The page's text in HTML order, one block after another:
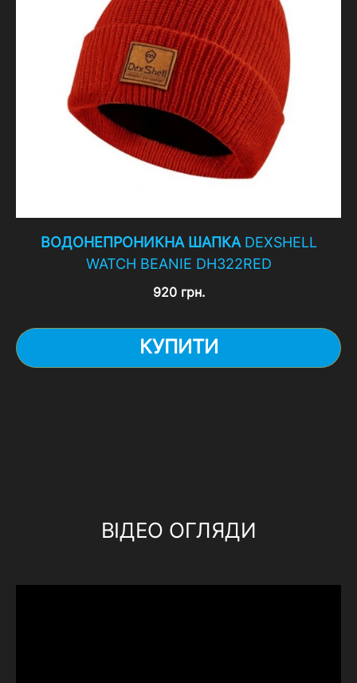
ВОДОНЕПРОНИКНА ШАПКАDEXSHELL
WATCH BEANIE DH322RED
920 грн.
КУПИТИ
ВІДЕО ОГЛЯДИ